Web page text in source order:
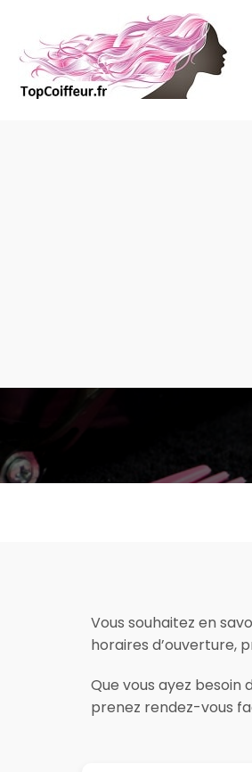
Vous souhaitez en
horaires d’ouverture,
Que vous ayez besoin
prenez rendez-vous